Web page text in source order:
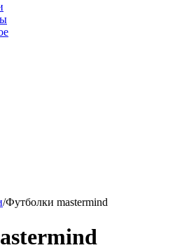
/Футболки mastermind